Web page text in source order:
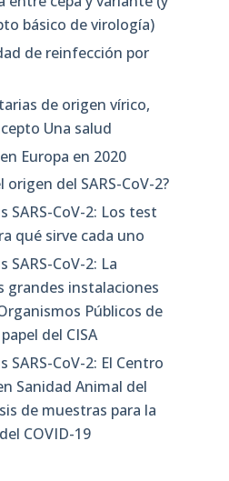
básico de virología)
de reinfección por
de origen vírico,
Una salud
Europa en 2020
del SARS-CoV-2?
SARS-CoV-2: Los test
qué sirve cada uno
SARS-CoV-2: La
grandes instalaciones
Públicos de
del CISA
SARS-CoV-2: El Centro
Sanidad Animal del
de muestras para la
COVID-19